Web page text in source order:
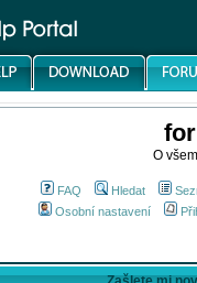
O
FAQ Hledat
Osobní nastavení